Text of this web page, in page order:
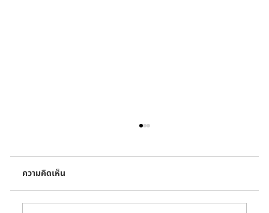
ความคิดเห็น